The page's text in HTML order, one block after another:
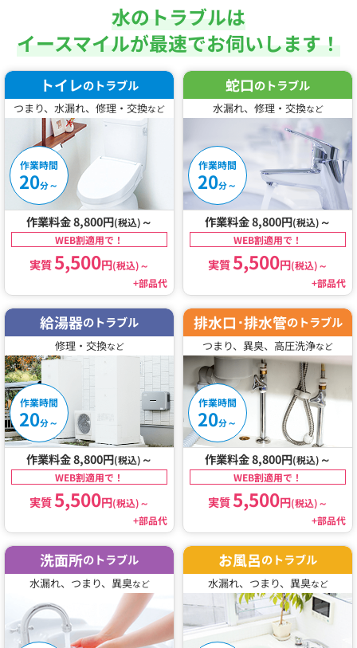
水のトラブルは
イースマイルが最速でお伺いします！
トイレのトラブル
つまり、水漏れ、修理・交換など
作業時間
20分～
作業料金 8,800円(税込) ～
WEB割適用で！
実質5,500円(税込)～
+部品代
蛇口のトラブル
水漏れ、修理・交換など
作業時間
20分～
作業料金 8,800円(税込) ～
WEB割適用で！
実質5,500円(税込)～
+部品代
給湯器のトラブル
修理・交換など
作業時間
20分～
作業料金 8,800円(税込) ～
WEB割適用で！
実質5,500円(税込)～
+部品代
排水口･排水管のトラブル
つまり、異臭、高圧洗浄など
作業時間
20分～
作業料金 8,800円(税込) ～
WEB割適用で！
実質5,500円(税込)～
+部品代
洗面所のトラブル
水漏れ、つまり、異臭など
お風呂のトラブル
水漏れ、つまり、異臭など